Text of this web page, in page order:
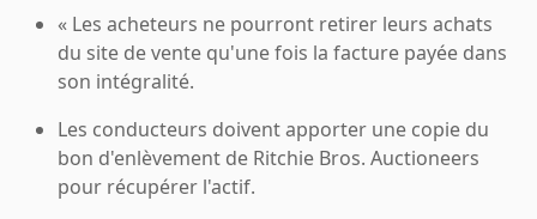
« Les acheteurs ne pourront retirer leurs achats
du site de vente qu'une fois la facture payée dans
son intégralité.
Les conducteurs doivent apporter une copie du
bon d'enlèvement de Ritchie Bros. Auctioneers
pour récupérer l'actif.